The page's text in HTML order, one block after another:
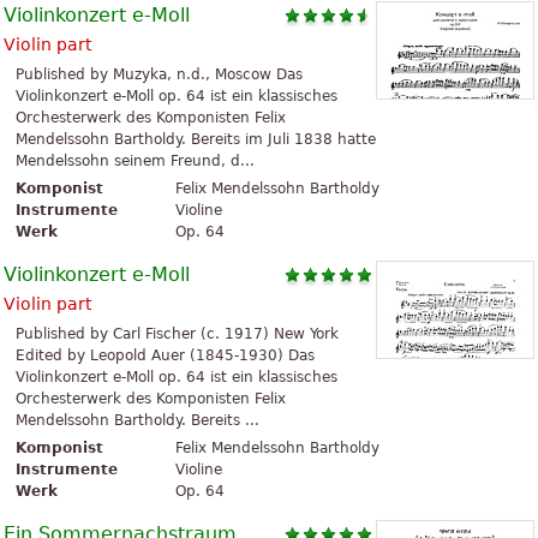
Violinkonzert e-Moll
Violin part
Published by Muzyka, n.d., Moscow Das
Violinkonzert e-Moll op. 64 ist ein klassisches
Orchesterwerk des Komponisten Felix
Mendelssohn Bartholdy. Bereits im Juli 1838 hatte
Mendelssohn seinem Freund, d...
Komponist
Felix Mendelssohn Bartholdy
Instrumente
Violine
Werk
Op. 64
Violinkonzert e-Moll
Violin part
Published by Carl Fischer (c. 1917) New York
Edited by Leopold Auer (1845-1930) Das
Violinkonzert e-Moll op. 64 ist ein klassisches
Orchesterwerk des Komponisten Felix
Mendelssohn Bartholdy. Bereits ...
Komponist
Felix Mendelssohn Bartholdy
Instrumente
Violine
Werk
Op. 64